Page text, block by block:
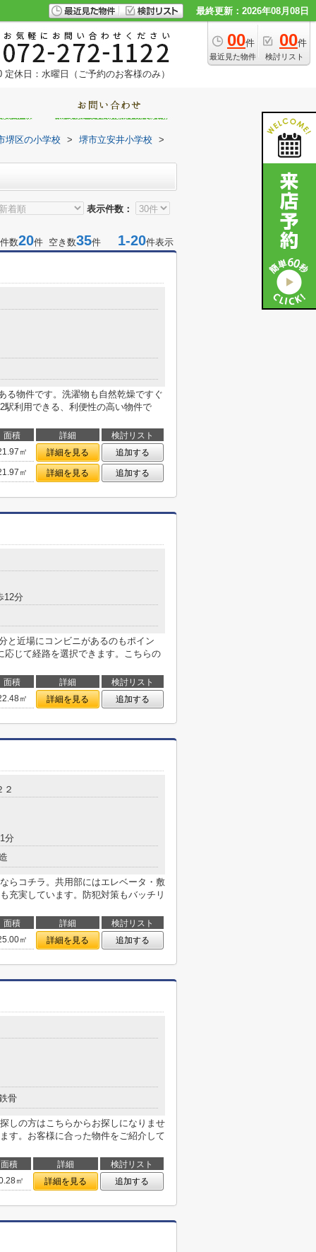
最終更新：2026年08月08日
00件
最近見た物件
00件
検討リスト
定休日：水曜日（ご予約のお客様のみ）
堺区の小学校 > 堺市立安井小学校 >
表示件数：
数20件 空き数35件 1-20件表示
る物件です。洗濯物も自然乾燥ですぐ
利用できる、利便性の高い物件で
面積 詳細
検討リスト
㎡
詳細を見る
追加する
㎡
詳細を見る 追加する
12分
と近場にコンビニがあるのもポイン
じて経路を選択できます。こちらの
面積 詳細
検討リスト
㎡
詳細を見る 追加する
２
分
らコチラ。共用部にはエレベータ・敷
充実しています。防犯対策もバッチリ
面積 詳細
検討リスト
㎡
詳細を見る 追加する
骨
しの方はこちらからお探しになりませ
す。お客様に合った物件をご紹介して
面積 詳細
検討リスト
㎡
詳細を見る 追加する